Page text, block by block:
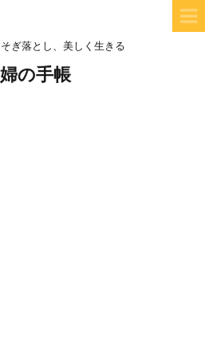
ぎ落とし、美しく生きる
の手帳